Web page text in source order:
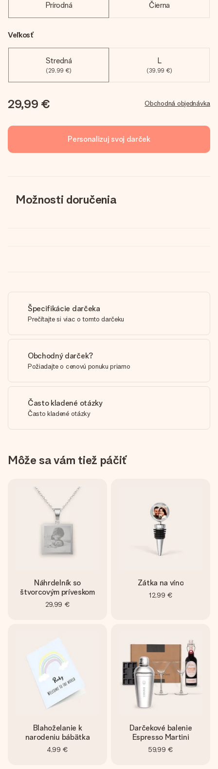
Prírodná Čierna
Veľkosť
Stredná
(29,99 €)
L
(39,99 €)
29,99 € Obchodná objednávka
Personalizuj svoj darček
Možnosti doručenia
Špecifikácie darčeka
Prečítajte si viac o tomto darčeku
Obchodný darček?
Požiadajte o cenovú ponuku priamo
Často kladené otázky
Často kladené otázky
Môže sa vám tiež páčiť
Náhrdelník so
štvorcovým príveskom
29,99 €
Zátka na víno
12,99 €
Blahoželanie k
narodeniu bábätka
4,99 €
Darčekové balenie
Espresso Martini
59,99 €